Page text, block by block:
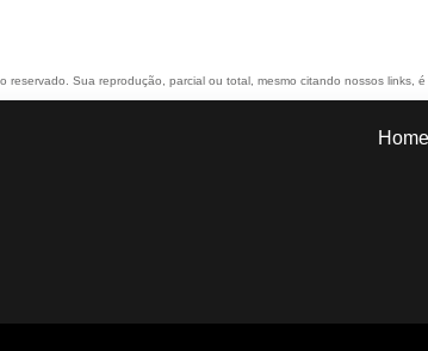
reservado. Sua reprodução, parcial ou total, mesmo citando nossos links,
Home